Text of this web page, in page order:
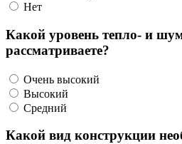
Нет
Какой уровень тепло- и
рассматриваете?
Очень высокий
Высокий
Средний
Какой вид конструкции